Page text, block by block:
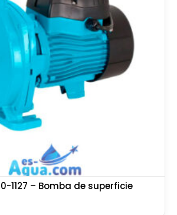
1127 – Bomba de superficie